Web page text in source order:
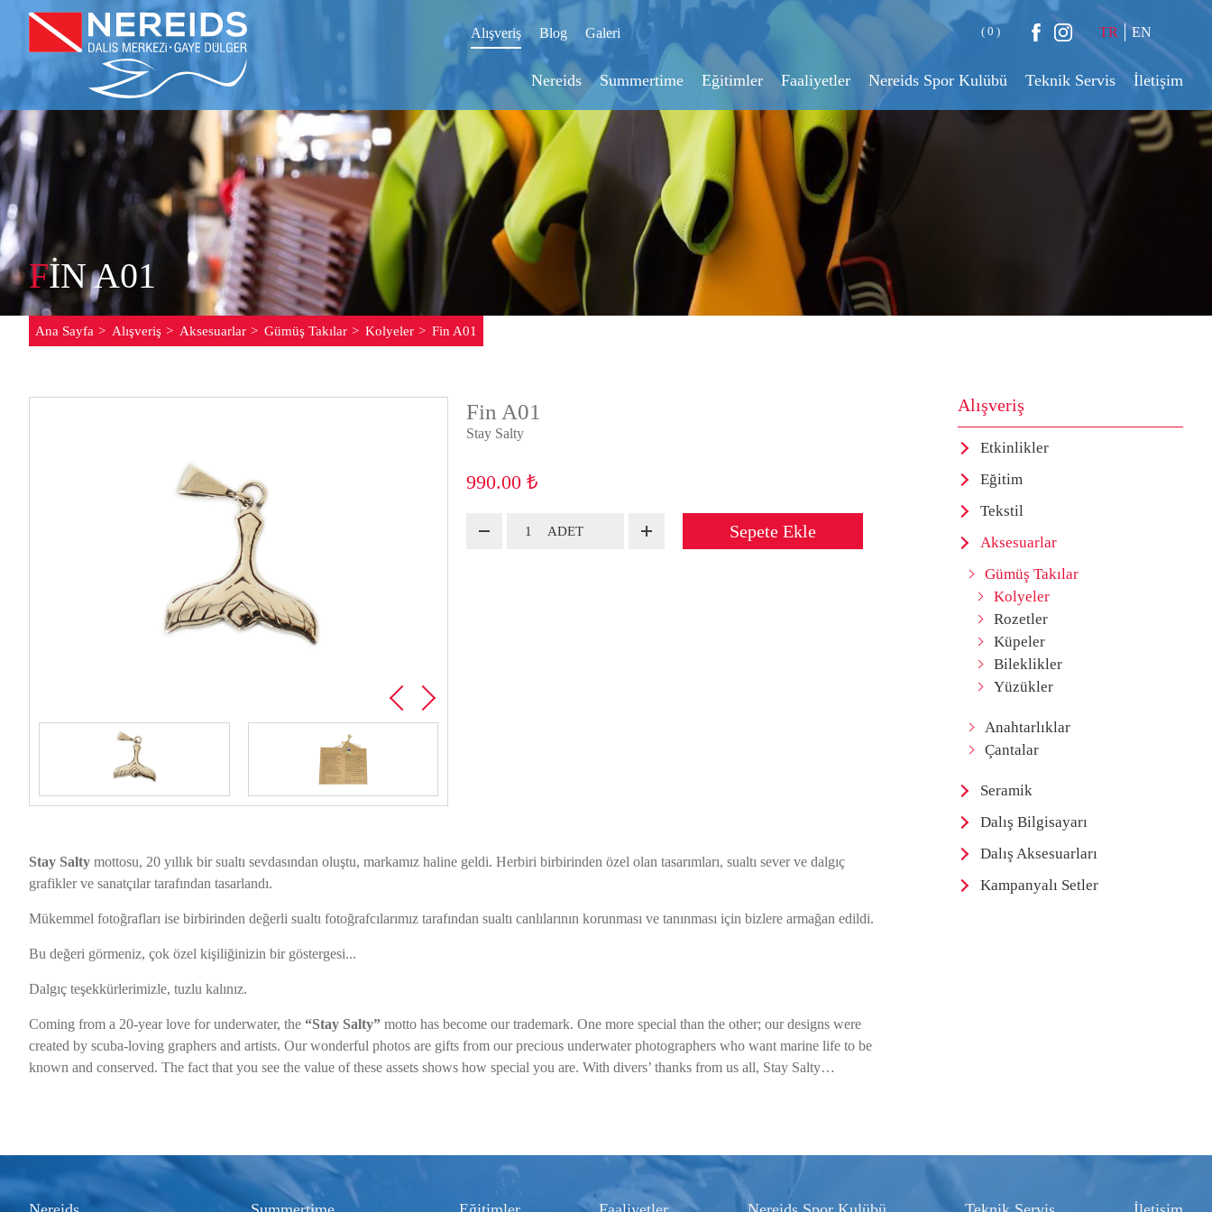
Alışveriş Blog Galeri ( 0 ) TR EN
Nereids Summertime Eğitimler Faaliyetler Nereids Spor Kulübü Teknik Servis İletişim
FIN A01
Ana Sayfa Alışveriş Aksesuarlar Gümüş Takılar Kolyeler Fin A01
Fin A01
Stay Salty
990.00 ₺
ADET Sepete Ekle
Stay Salty mottosu, 20 yıllık bir sualtı sevdasından oluştu, markamız haline geldi. Herbiri birbirinden özel olan tasarımları, sualtı sever ve dalgıç
grafikler ve sanatçılar tarafından tasarlandı.
Mükemmel fotoğrafları ise birbirinden değerli sualtı fotoğrafcılarımız tarafından sualtı canlılarının korunması ve tanınması için bizlere armağan edildi.
Bu değeri görmeniz, çok özel kişiliğinizin bir göstergesi...
Dalgıç teşekkürlerimizle, tuzlu kalınız.
Coming from a 20-year love for underwater, the “Stay Salty” motto has become our trademark. One more special than the other; our designs were
created by scuba-loving graphers and artists. Our wonderful photos are gifts from our precious underwater photographers who want marine life to be
known and conserved. The fact that you see the value of these assets shows how special you are. With divers’ thanks from us all, Stay Salty…
Alışveriş
Etkinlikler
Eğitim
Tekstil
Aksesuarlar
Gümüş Takılar
Kolyeler
Rozetler
Küpeler
Bileklikler
Yüzükler
Anahtarlıklar
Çantalar
Seramik
Dalış Bilgisayarı
Dalış Aksesuarları
Kampanyalı Setler